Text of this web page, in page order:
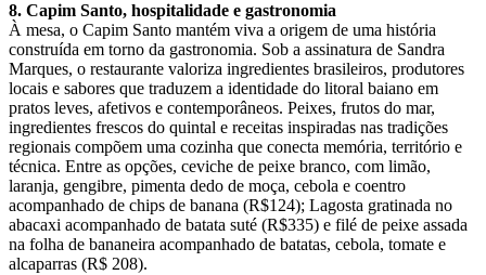
8. Capim Santo, hospitalidade e gastronomia
À mesa, o Capim Santo mantém viva a origem de uma história
construída em torno da gastronomia. Sob a assinatura de Sandra
Marques, o restaurante valoriza ingredientes brasileiros, produtores
locais e sabores que traduzem a identidade do litoral baiano em
pratos leves, afetivos e contemporâneos. Peixes, frutos do mar,
ingredientes frescos do quintal e receitas inspiradas nas tradições
regionais compõem uma cozinha que conecta memória, território e
técnica. Entre as opções, ceviche de peixe branco, com limão,
laranja, gengibre, pimenta dedo de moça, cebola e coentro
acompanhado de chips de banana (R$124); Lagosta gratinada no
abacaxi acompanhado de batata suté (R$335) e filé de peixe assada
na folha de bananeira acompanhado de batatas, cebola, tomate e
alcaparras (R$ 208).